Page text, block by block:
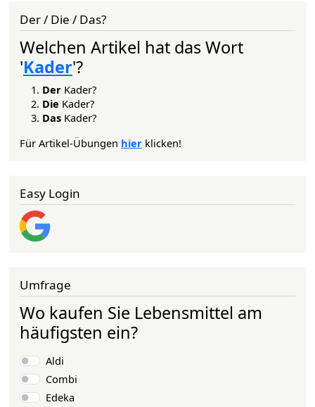
Der / Die / Das?
Welchen Artikel hat das Wort
'Kader'?
Der Kader?
Die Kader?
Das Kader?
Für Artikel-Übungen hier klicken!
Easy Login
Umfrage
Wo kaufen Sie Lebensmittel am
häufigsten ein?
Auswahlmöglichkeiten
Aldi
Combi
Edeka